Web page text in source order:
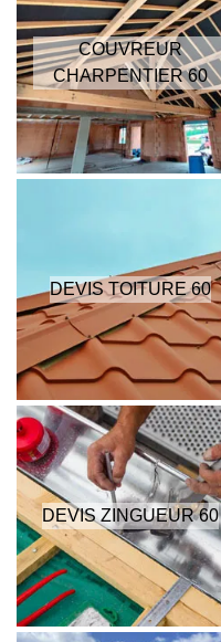
COUVREUR
CHARPENTIER 60
DEVIS TOITURE 60
DEVIS ZINGUEUR 60